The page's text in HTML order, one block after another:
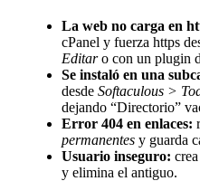
La web no carga en
cPanel y fuerza https
Editaro con un plugin
Se instaló en una
desde Softaculous >
dejando “Directorio”
Error 404 en enlaces:
permanentes y guarda
Usuario inseguro:
y elimina el antiguo.